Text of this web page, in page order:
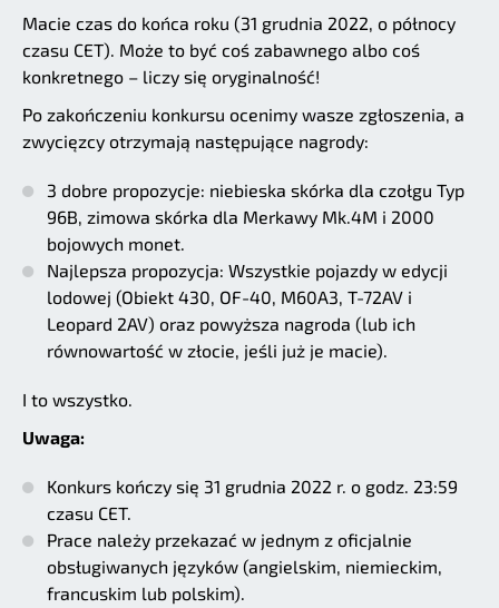
Macie czas do końca roku (31 grudnia 2022, o północy
czasu CET). Może to być coś zabawnego albo coś
konkretnego – liczy się oryginalność!
Po zakończeniu konkursu ocenimy wasze zgłoszenia, a
zwycięzcy otrzymają następujące nagrody:
3 dobre propozycje: niebieska skórka dla czołgu Typ
96B, zimowa skórka dla Merkawy Mk.4M i 2000
bojowych monet.
Najlepsza propozycja: Wszystkie pojazdy w edycji
lodowej (Obiekt 430, OF-40, M60A3, T-72AV i
Leopard 2AV) oraz powyższa nagroda (lub ich
równowartość w złocie, jeśli już je macie).
I to wszystko.
Uwaga:
Konkurs kończy się 31 grudnia 2022 r. o godz. 23:59
czasu CET.
Prace należy przekazać w jednym z oficjalnie
obsługiwanych języków (angielskim, niemieckim,
francuskim lub polskim).